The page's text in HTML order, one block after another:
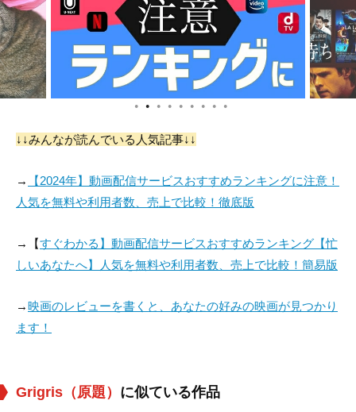
役：Chorégraphe ca
sting
役：Client saoul
役：Femme chinois
役：Petit garçon 役：Client de Mimi
● ● ● ● ● ● ● ● ●
↓↓みんなが読んでいる人気記事↓↓
→
【2024年】動画配信サービスおすすめランキングに注意！
人気を無料や利用者数、売上で比較！徹底版
→【すぐわかる】動画配信サービスおすすめランキング【忙
しいあなたへ】人気を無料や利用者数、売上で比較！簡易版
→映画のレビューを書くと、あなたの好みの映画が見つかり
ます！
Grigris（原題） に似ている作品